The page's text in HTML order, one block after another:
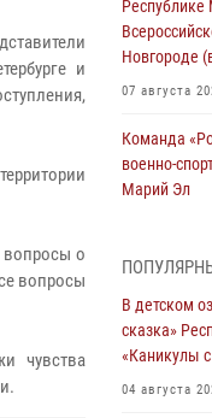
и
вопросы о
вопросы
чувства
Республике
Новгороде
07 августа
Команда
военно-
Марий Эл
Управления
Марий Эл
06 августа
В детском
сказка»
«Каникулы
04 августа